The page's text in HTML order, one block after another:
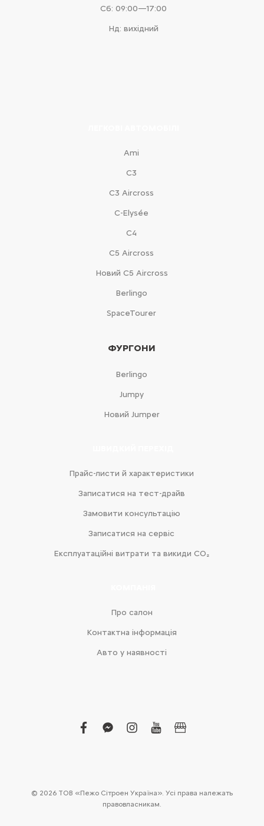
Сб: 09:00—17:00
Нд: вихідний
Ami
С3
С3 Aircross
C-Elysée
С4
С5 Aircross
Новий С5 Aircross
Berlingo
SpaceTourer
ФУРГОНИ
Berlingo
Jumpy
Новий Jumper
Прайс-листи й характеристики
Записатися на тест-драйв
Замовити консультацію
Записатися на сервіс
Експлуатаційні витрати та викиди CO₂
Про салон
Контактна інформація
Авто у наявності
facebook
facebook-
instagram
youtubebusiness
© 2026 ТОВ «Пежо Сітроен Україна». Усі права належать
правовласникам.